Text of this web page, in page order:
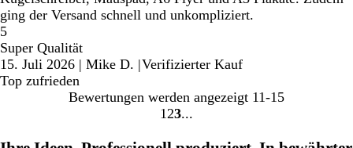
ging der Versand schnell und unkompliziert.
5
Super Qualität
15. Juli 2026 | Mike D. |Verifizierter Kauf
Top zufrieden
Bewertungen werden angezeigt 11-15
Gehe
1 Gehe
2 Gehe
3